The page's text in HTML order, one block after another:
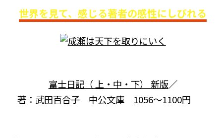
世界を見て、感じる著者の感性にしびれる
富士日記（ 上・中・下） 新版／
著：武田百合子 中公文庫 1056～1100円